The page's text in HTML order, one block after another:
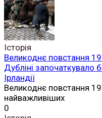
Історія
Великоднє повстання
Дубліні започаткувало
Ірландії
Великоднє повстання
найважливіших
0